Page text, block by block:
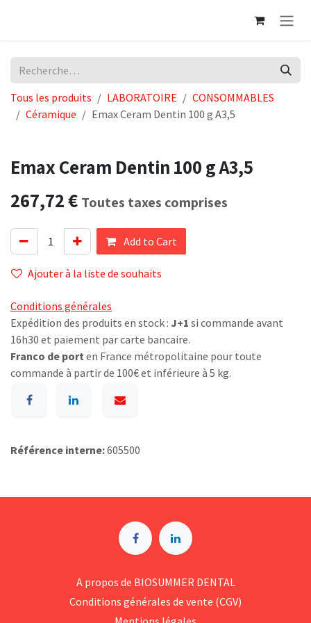
Tous les produits LABORATOIRE
CONSOMMABLES
Céramique
Emax Ceram Dentin 100 g A3,5
Emax Ceram Dentin 100 g A3,5
267,72€ Toutes taxes comprises
Add to Cart
Ajouter à la liste de souhaits
Conditions générales
Expédition des produits en stock : J+1 si commande avant
16h30 et paiement par carte bancaire.
Franco de port en France métropolitaine pour toute
commande à partir de 100€ et inférieure à 5 kg.
Référence interne:605500
A p​ropos de BIOSUMMER DENTAL
Conditions générales d​e vente (CGV)